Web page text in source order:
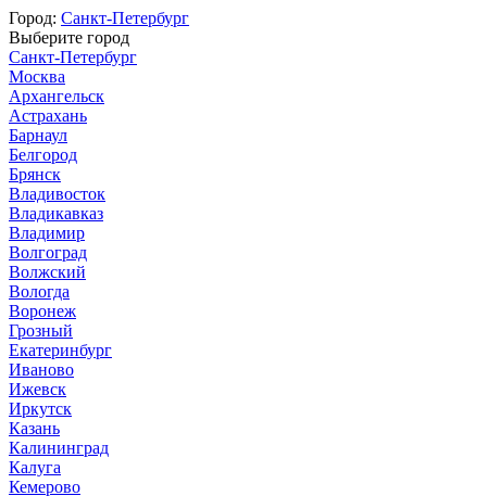
Город: Санкт-Петербург
Выберите город
Санкт-Петербург
Москва
Архангельск
Астрахань
Барнаул
Белгород
Брянск
Владивосток
Владикавказ
Владимир
Волгоград
Волжский
Вологда
Воронеж
Грозный
Екатеринбург
Иваново
Ижевск
Иркутск
Казань
Калининград
Калуга
Кемерово